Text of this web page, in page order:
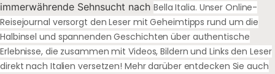
immerwährende Sehnsucht nach Bella Italia. Unser Online-
Reisejournal versorgt den Leser mit Geheimtipps rund um die
Halbinsel und spannenden Geschichten über authentische
Erlebnisse, die zusammen mit Videos, Bildern und Links den Leser
direkt nach Italien versetzen! Mehr darüber entdecken Sie auch